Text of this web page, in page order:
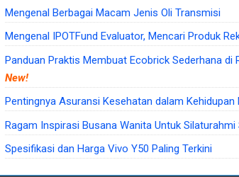
Mengenal Berbagai Macam Jenis Oli Transmisi
Mengenal IPOTFund Evaluator, Mencari Produk
Panduan Praktis Membuat Ecobrick Sederhana di
New!
Pentingnya Asuransi Kesehatan dalam Kehidupan
Ragam Inspirasi Busana Wanita Untuk Silaturahmi
Spesifikasi dan Harga Vivo Y50 Paling Terkini